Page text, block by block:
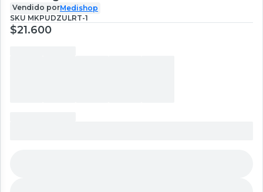
Vendido porMedishop
SKU MKPUDZULRT-1
$21.600